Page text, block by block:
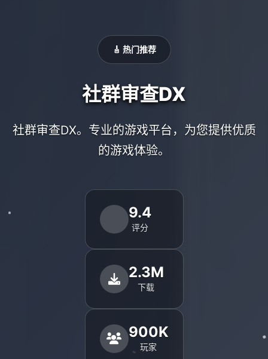
🎸 热门推荐
社群审查DX
社群审查DX。专业的游戏平台，为您提供优质
的游戏体验。
9.4
评分
2.3M
下载
900K
玩家